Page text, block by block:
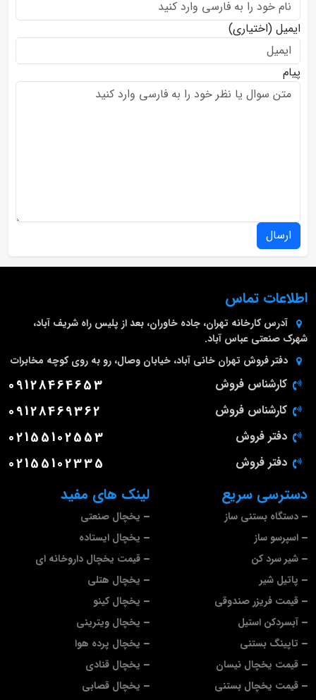
ایمیل (اختیاری)
پیام
ارسال
لینک های مفید
یخچال صنعتی
یخچال ایستاده
قیمت یخچال داروخانه ای
یخچال هتلی
یخچال کینو
یخچال ویترینی
یخچال پرده هوا
یخچال قنادی
یخچال قصابی
دسترسی سریع
دستگاه بستنی ساز
اسپرسو ساز
شیر سرد کن
پاتیل شیر
قیمت فریزر صندوقی
آبسردکن استیل
تاپینگ بستنی
قیمت یخچال نیسان
قیمت یخچال بستنی
اطلاعات تماس
آدرس کارخانه تهران، جاده خاوران، بعد از پلیس راه شریف آباد،
شهرک صنعتی عباس آباد.
دفتر فروش تهران خانی آباد، خیابان وصال، رو به روی کوچه مخابرات
کارشناس فروش 09128464653
کارشناس فروش 09128469362
دفتر فروش 02155102553
دفتر فروش 02155102335